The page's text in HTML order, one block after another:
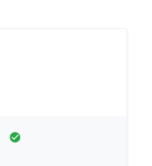
check_circle